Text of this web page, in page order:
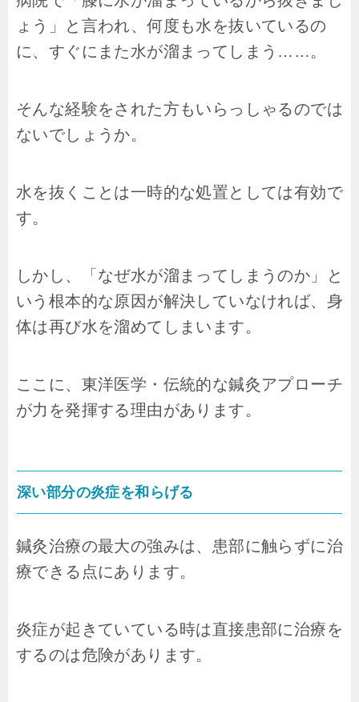
ょう」と言われ、何度も水を抜いているの
に、すぐにまた水が溜まってしまう……。
そんな経験をされた方もいらっしゃるのでは
ないでしょうか。
水を抜くことは一時的な処置としては有効で
す。
しかし、「なぜ水が溜まってしまうのか」と
いう根本的な原因が解決していなければ、身
体は再び水を溜めてしまいます。
ここに、東洋医学・伝統的な鍼灸アプローチ
が力を発揮する理由があります。
深い部分の炎症を和らげる
鍼灸治療の最大の強みは、患部に触らずに治
療できる点にあります。
炎症が起きていている時は直接患部に治療を
するのは危険があります。